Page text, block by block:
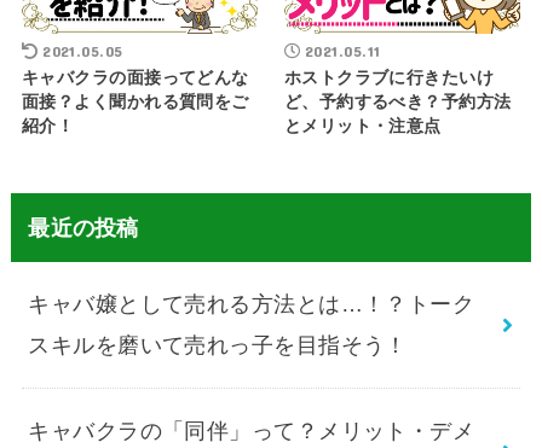
2021.05.05
キャバクラの面接ってどんな
面接？よく聞かれる質問をご
紹介！
2021.05.11
ホストクラブに行きたいけ
ど、予約するべき？予約方法
とメリット・注意点
最近の投稿
キャバ嬢として売れる方法とは…！？トーク
スキルを磨いて売れっ子を目指そう！
キャバクラの「同伴」って？メリット・デメ